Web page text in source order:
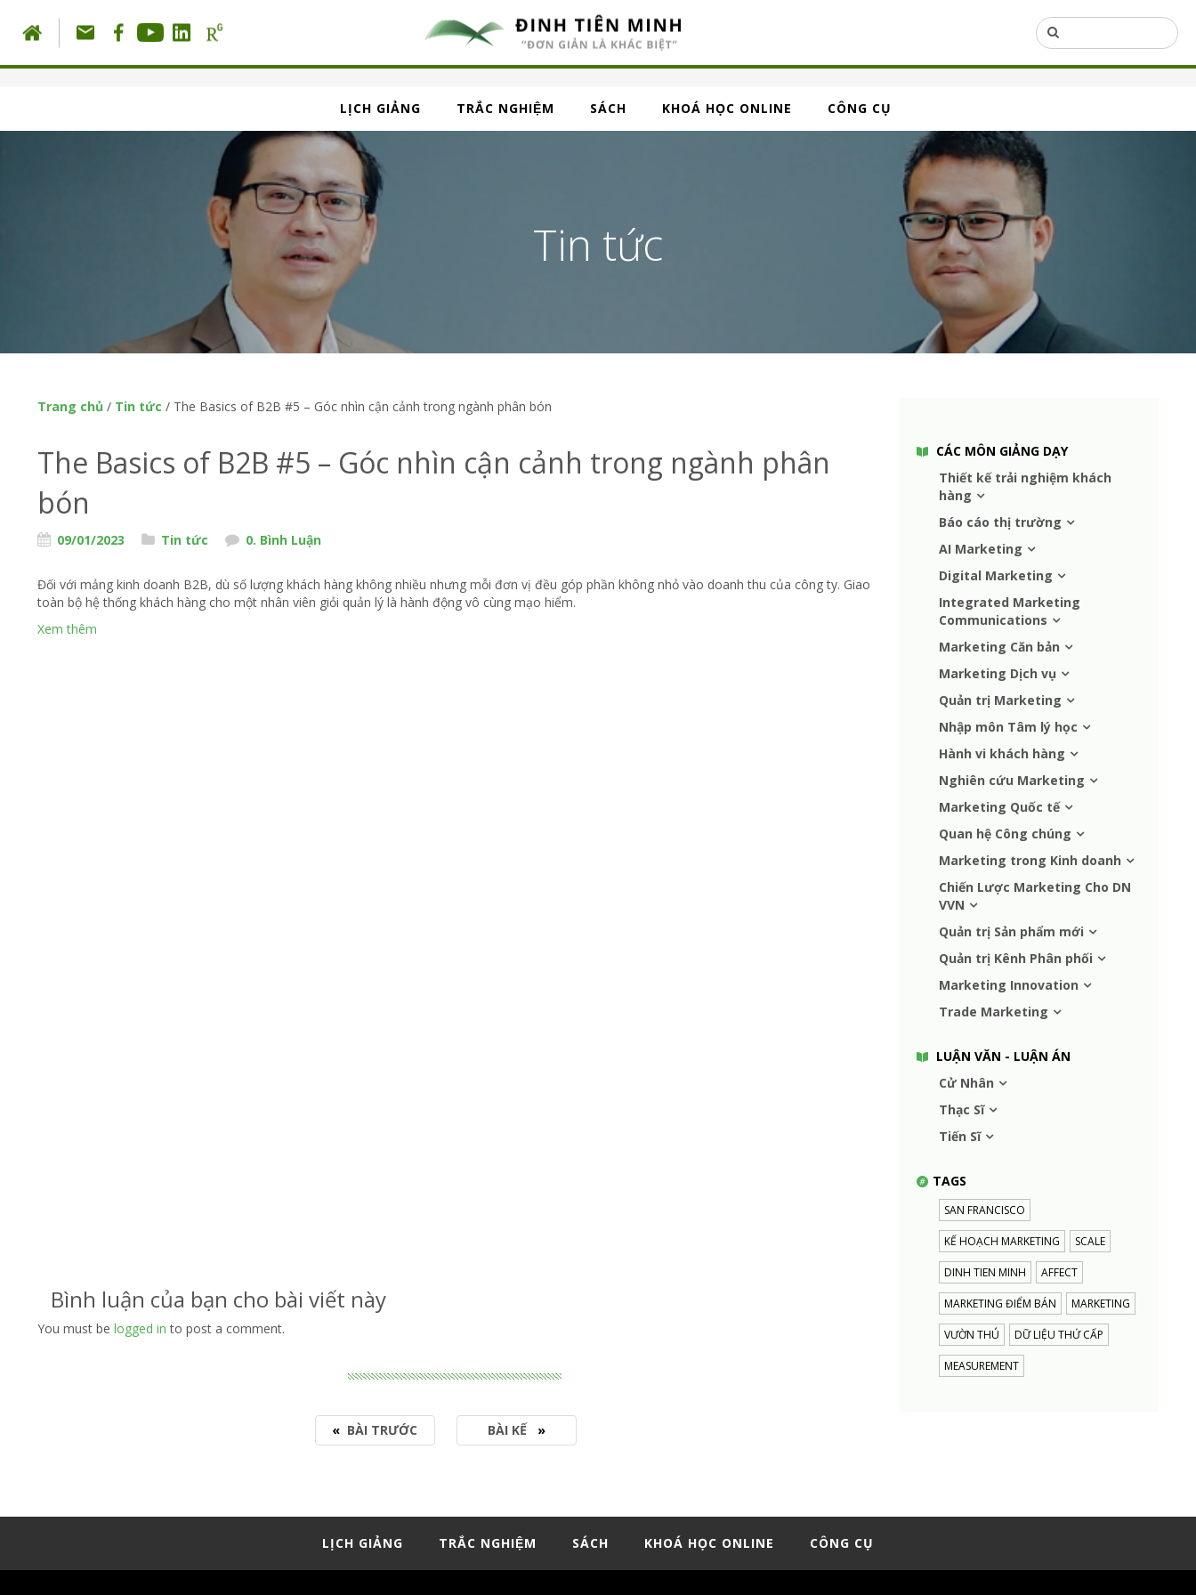
LỊCH GIẢNG TRẮC NGHIỆM SÁCH KHOÁ HỌC ONLINE CÔNG CỤ
Tin tức
Trang chủ / Tin tức / The Basics of B2B #5 – Góc nhìn cận cảnh trong ngành phân bón
The Basics of B2B #5 – Góc nhìn cận cảnh trong ngành phân
bón
09/01/2023 Tin tức 0. Bình Luận
Đối với mảng kinh doanh B2B, dù số lượng khách hàng không nhiều nhưng mỗi đơn vị đều góp phần không nhỏ vào doanh thu của công ty. Giao
toàn bộ hệ thống khách hàng cho một nhân viên giỏi quản lý là hành động vô cùng mạo hiểm.
Xem thêm
Bình luận của bạn cho bài viết này
You must be logged in to post a comment.
« BÀI TRƯỚC BÀI KẾ »
CÁC MÔN GIẢNG DẠY
Thiết kế trải nghiệm khách
hàng
Báo cáo thị trường
AI Marketing
Digital Marketing
Integrated Marketing
Communications
Marketing Căn bản
Marketing Dịch vụ
Quản trị Marketing
Nhập môn Tâm lý học
Hành vi khách hàng
Nghiên cứu Marketing
Marketing Quốc tế
Quan hệ Công chúng
Marketing trong Kinh doanh
Chiến Lược Marketing Cho DN
VVN
Quản trị Sản phẩm mới
Quản trị Kênh Phân phối
Marketing Innovation
Trade Marketing
LUẬN VĂN - LUẬN ÁN
Cử Nhân
Thạc Sĩ
Tiến Sĩ
TAGS
SAN FRANCISCO
KẾ HOẠCH MARKETING SCALE
DINH TIEN MINH AFFECT
MARKETING ĐIỂM BÁN MARKETING
VƯỜN THÚ DỮ LIỆU THỨ CẤP
MEASUREMENT
LỊCH GIẢNG TRẮC NGHIỆM SÁCH KHOÁ HỌC ONLINE CÔNG CỤ